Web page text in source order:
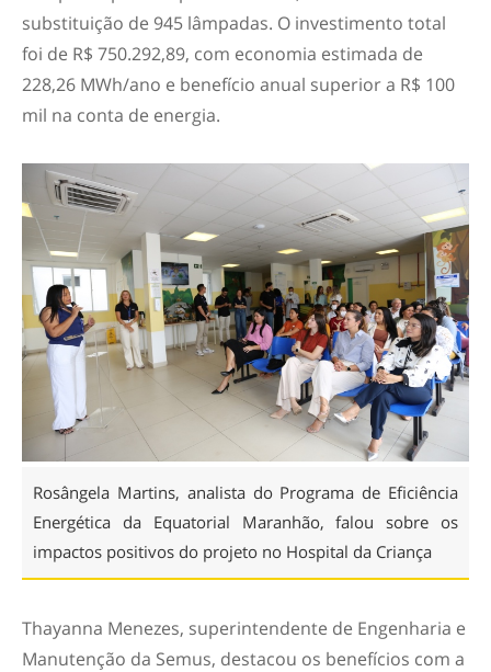
substituição de 945 lâmpadas. O investimento total
foi de R$ 750.292,89, com economia estimada de
228,26 MWh/ano e benefício anual superior a R$ 100
mil na conta de energia.
Rosângela Martins, analista do Programa de Eficiência
Energética da Equatorial Maranhão, falou sobre os
impactos positivos do projeto no Hospital da Criança
Thayanna Menezes, superintendente de Engenharia e
Manutenção da Semus, destacou os benefícios com a